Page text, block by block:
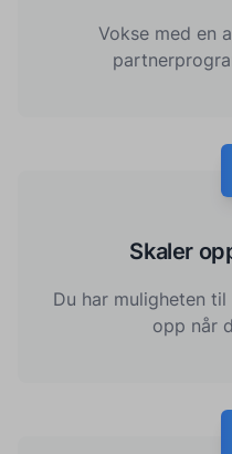
Vokse med en
Skaler
Du har muligheten
opp når